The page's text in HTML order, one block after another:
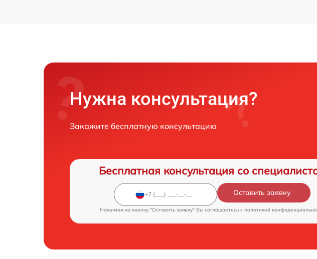
Нужна консультация?
Закажите бесплатную консультацию
Бесплатная консультация со
Оставить заявку
Нажимая на кнопку "Оставить заявку" Вы соглашаетесь c политикой